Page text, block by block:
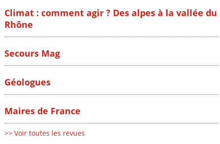
Climat : comment agir ? Des alpes à la vallée du
Rhône
Secours Mag
Géologues
Maires de France
>> Voir toutes les revues